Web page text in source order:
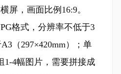
屏，画面比例16:9。
格式，分辨率不低于3
（297×420mm）；单
1-4幅图片，需要拼接成